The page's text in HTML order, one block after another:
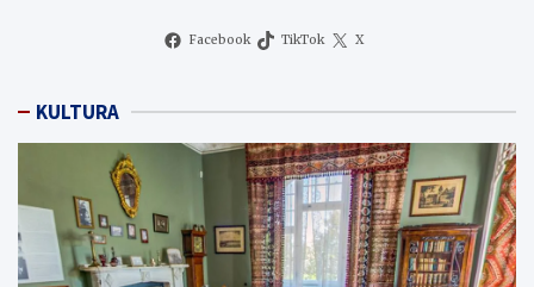
Facebook TikTok X
KULTURA